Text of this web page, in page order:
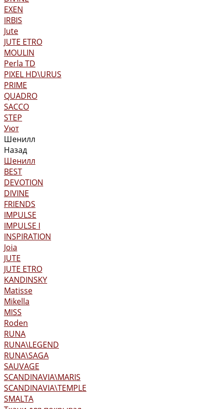
EXEN
IRBIS
Jute
JUTE ETRO
MOULIN
Perla TD
PIXEL HD\URUS
PRIME
QUADRO
SACCO
STEP
Уют
Шенилл
Назад
Шенилл
BEST
DEVOTION
DIVINE
FRIENDS
IMPULSE
IMPULSE I
INSPIRATION
Joia
JUTE
JUTE ETRO
KANDINSKY
Matisse
Mikella
MISS
Roden
RUNA
RUNA\LEGEND
RUNA\SAGA
SAUVAGE
SCANDINAVIA\MARIS
SCANDINAVIA\TEMPLE
SMALTA